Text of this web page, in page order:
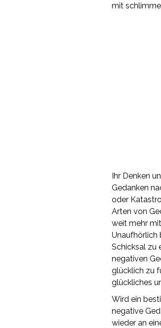
mit
Ihr Denken
Gedanken
oder
Arten von
weit mehr
Unaufhörlich
Schicksal zu
negativen
glücklich zu
glückliches
Wird ein
negative
wieder an